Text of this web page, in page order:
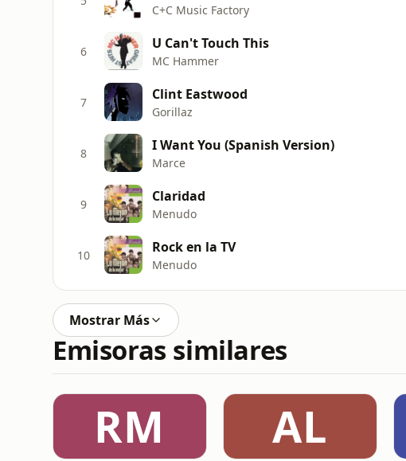
C+C Music Factory
6 U Can't Touch This
MC Hammer
7 Clint Eastwood
Gorillaz
8 I Want You (Spanish Version)
Marce
9 Claridad
Menudo
10 Rock en la TV
Menudo
Mostrar Más
Emisoras similares
RM AL